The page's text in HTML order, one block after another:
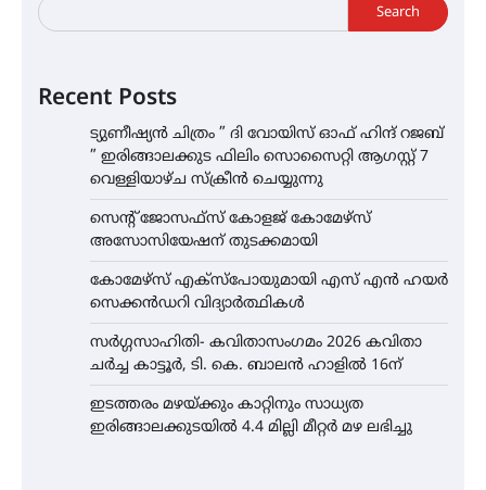
Search
Recent Posts
ട്യുണീഷ്യൻ ചിത്രം ” ദി വോയിസ് ഓഫ് ഹിന്ദ് റജബ്
” ഇരിങ്ങാലക്കുട ഫിലിം സൊസൈറ്റി ആഗസ്റ്റ് 7
വെള്ളിയാഴ്ച സ്‌ക്രീൻ ചെയ്യുന്നു
സെന്റ് ജോസഫ്സ് കോളജ് കോമേഴ്‌സ്
അസോസിയേഷന് തുടക്കമായി
കോമേഴ്സ് എക്സ്പോയുമായി എസ് എൻ ഹയർ
സെക്കൻഡറി വിദ്യാർത്ഥികൾ
സർഗ്ഗസാഹിതി- കവിതാസംഗമം 2026 കവിതാ
ചർച്ച കാട്ടൂർ, ടി. കെ. ബാലൻ ഹാളിൽ 16ന്
ഇടത്തരം മഴയ്ക്കും കാറ്റിനും സാധ്യത
ഇരിങ്ങാലക്കുടയിൽ 4.4 മില്ലി മീറ്റർ മഴ ലഭിച്ചു